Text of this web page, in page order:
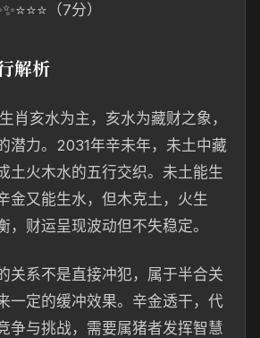
（7分）
解析
肖亥水为主，亥水为藏财之象，
潜力。2031年辛未年，未土中藏
土火木水的五行交织。未土能生
金又能生水，但木克土，火生
，财运呈现波动但不失稳定。
关系不是直接冲犯，属于半合关
一定的缓冲效果。辛金透干，代
争与挑战，需要属猪者发挥智慧